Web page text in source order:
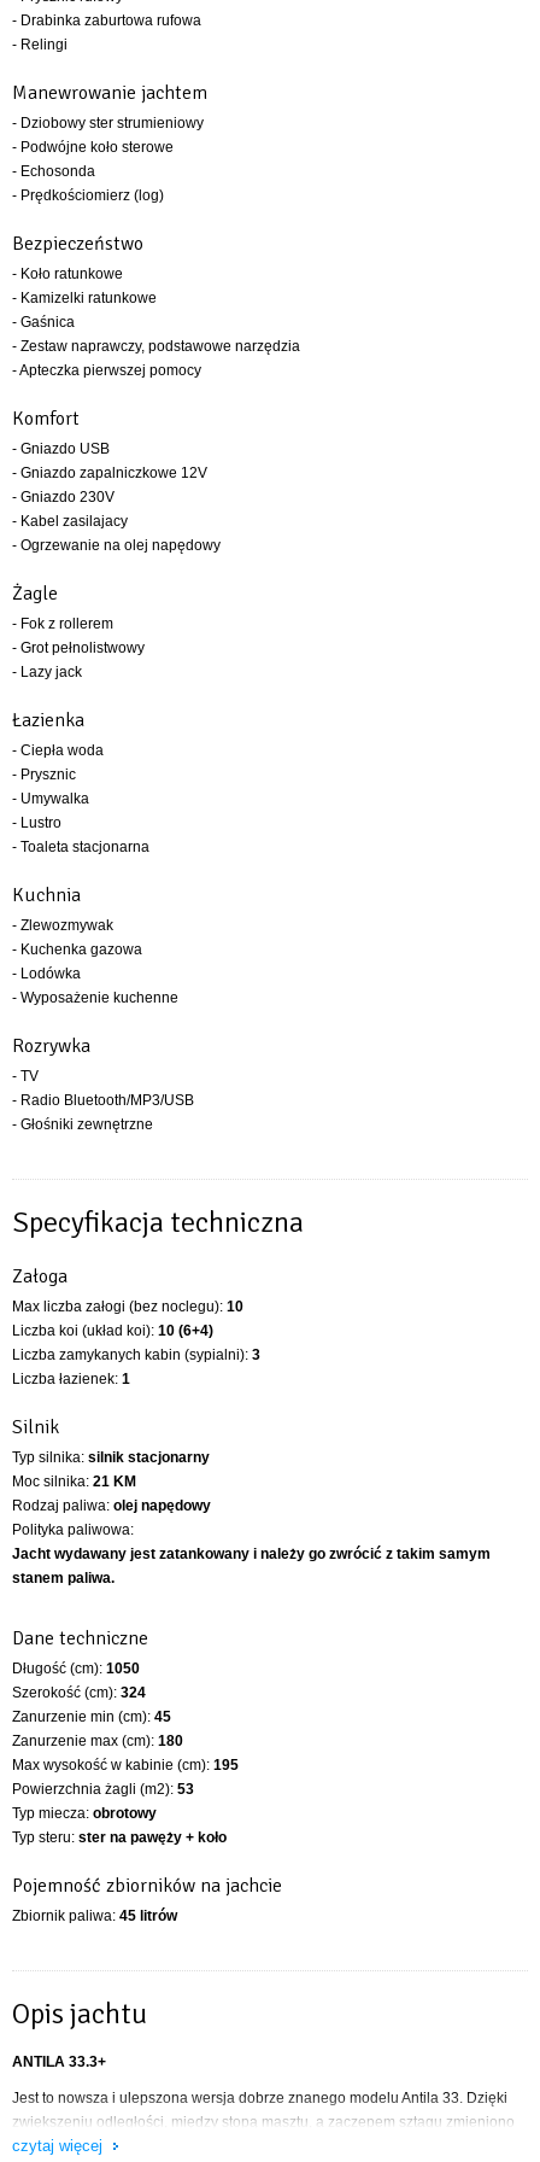
- Drabinka zaburtowa rufowa
- Relingi
Manewrowanie jachtem
- Dziobowy ster strumieniowy
- Podwójne koło sterowe
- Echosonda
- Prędkościomierz (log)
Bezpieczeństwo
- Koło ratunkowe
- Kamizelki ratunkowe
- Gaśnica
- Zestaw naprawczy, podstawowe narzędzia
- Apteczka pierwszej pomocy
Komfort
- Gniazdo USB
- Gniazdo zapalniczkowe 12V
- Gniazdo 230V
- Kabel zasilajacy
- Ogrzewanie na olej napędowy
Żagle
- Fok z rollerem
- Grot pełnolistwowy
- Lazy jack
Łazienka
- Ciepła woda
- Prysznic
- Umywalka
- Lustro
- Toaleta stacjonarna
Kuchnia
- Zlewozmywak
- Kuchenka gazowa
- Lodówka
- Wyposażenie kuchenne
Rozrywka
- TV
- Radio Bluetooth/MP3/USB
- Głośniki zewnętrzne
Specyfikacja techniczna
Załoga
Max liczba załogi (bez noclegu): 10
Liczba koi (układ koi): 10 (6+4)
Liczba zamykanych kabin (sypialni): 3
Liczba łazienek: 1
Silnik
Typ silnika: silnik stacjonarny
Moc silnika: 21 KM
Rodzaj paliwa: olej napędowy
Polityka paliwowa:
Jacht wydawany jest zatankowany i należy go zwrócić z takim samym
stanem paliwa.
Dane techniczne
Długość (cm): 1050
Szerokość (cm): 324
Zanurzenie min (cm): 45
Zanurzenie max (cm): 180
Max wysokość w kabinie (cm): 195
Powierzchnia żagli (m2): 53
Typ miecza: obrotowy
Typ steru: ster na pawęży + koło
Pojemność zbiorników na jachcie
Zbiornik paliwa: 45 litrów
Opis jachtu
ANTILA 33.3+
Jest to nowsza i ulepszona wersja dobrze znanego modelu Antila 33. Dzięki
zwiększeniu odległości, między stopą masztu, a zaczepem sztagu zmieniono
środek ożaglowania, co pozwoliło na zwiększenie powierzchni foka. Efektem
czytaj więcej